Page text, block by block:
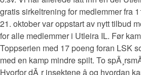
gratis sirkeltrening for medlemmer fra
21. oktober var oppstart av nytt tilbud
for alle medlemmer i Utleira IL. Før
Toppserien med 17 poeng foran LSK
med en kamp mindre spilt. To
Hvorfor dÃ¸r insektene â og hvordan